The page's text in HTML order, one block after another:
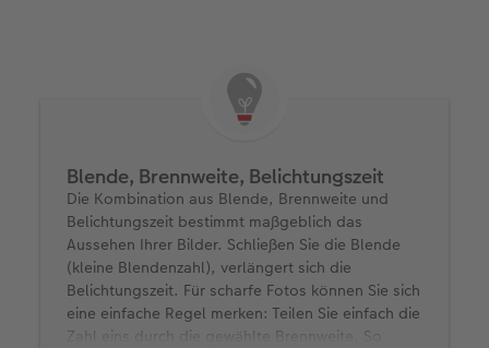
Blende, Brennweite, Belichtungszeit
Die Kombination aus Blende, Brennweite und
Belichtungszeit bestimmt maßgeblich das
Aussehen Ihrer Bilder. Schließen Sie die Blende
(kleine Blendenzahl), verlängert sich die
Belichtungszeit. Für scharfe Fotos können Sie sich
eine einfache Regel merken: Teilen Sie einfach die
Zahl eins durch die gewählte Brennweite. So